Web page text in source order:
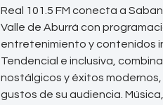
Real 101.5 FM conecta a
Valle de Aburrá con
entretenimiento y contenidos
Tendencial e inclusiva,
nostálgicos y éxitos
gustos de su audiencia.